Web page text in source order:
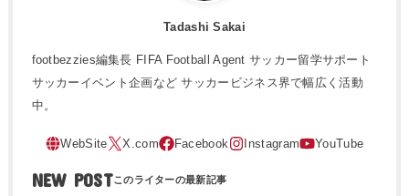
Tadashi Sakai
footbezzies編集長 FIFA Football Agent サッカー留学サポート
サッカーイベント企画など サッカービジネス界で幅広く活動
中。
NEW POST